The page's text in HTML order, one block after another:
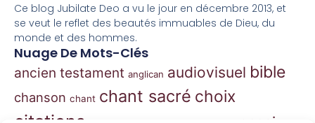
Ce blog Jubilate Deo a vu le jour en décembre 2013, et
se veut le reflet des beautés immuables de Dieu, du
monde et des hommes.
Nuage De Mots-Clés
ancien testament anglican audiovisuel bible
chanson chant chant sacré choix